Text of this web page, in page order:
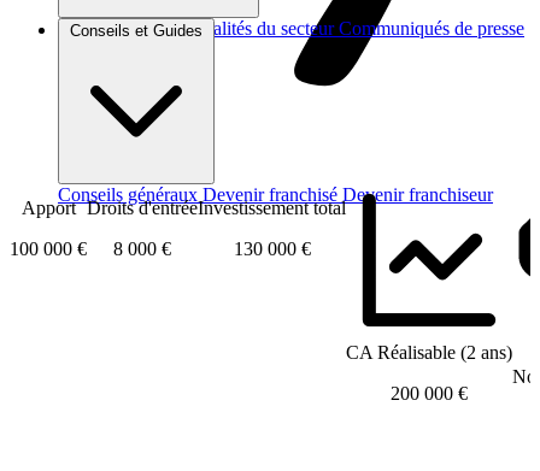
Brèves et actus Actualités du secteur Communiqués de presse
Conseils et Guides
Conseils généraux Devenir franchisé Devenir franchiseur
Apport
100 000 €
Droits d'entrée
8 000 €
Investissement total
130 000 €
CA Réalisable (2 ans)
200 000 €